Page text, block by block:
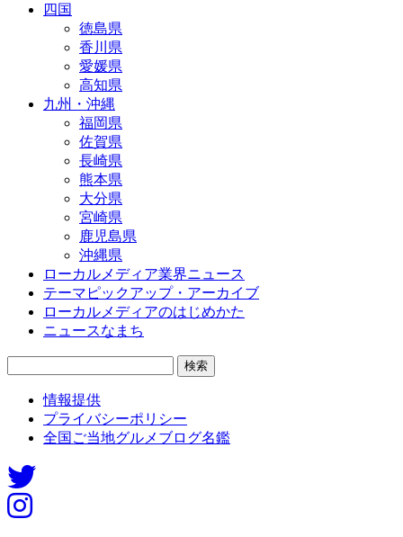
四国
徳島県
香川県
愛媛県
高知県
九州・沖縄
福岡県
佐賀県
長崎県
熊本県
大分県
宮崎県
鹿児島県
沖縄県
ローカルメディア業界ニュース
テーマピックアップ・アーカイブ
ローカルメディアのはじめかた
ニュースなまち
情報提供
プライバシーポリシー
全国ご当地グルメブログ名鑑